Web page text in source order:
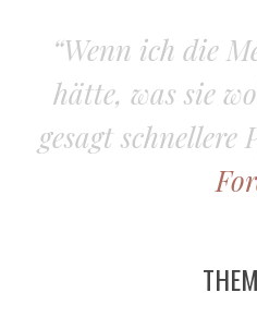
“Wenn ich die
hätte, was sie
gesagt schnellere